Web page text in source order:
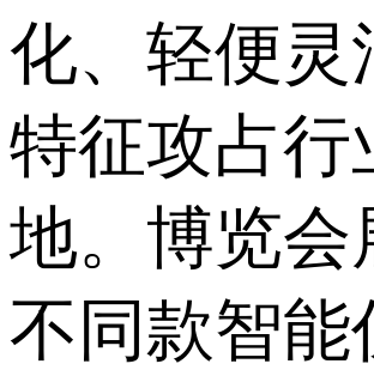
化、轻便灵
特征攻占行
地。博览会
不同款智能